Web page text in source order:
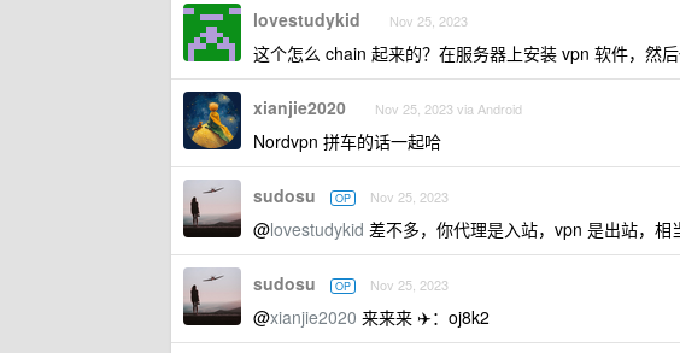
lovestudykid Nov 25, 2023
这个怎么 chain 起来的？在服务器上安装 vpn 软件，然
xianjie2020 Nov 25, 2023 via Android
Nordvpn 拼车的话一起哈
sudosu OP Nov 25, 2023
@lovestudykid 差不多，你代理是入站，vpn 是出站，相
sudosu OP Nov 25, 2023
@xianjie2020 来来来 ✈️：oj8k2